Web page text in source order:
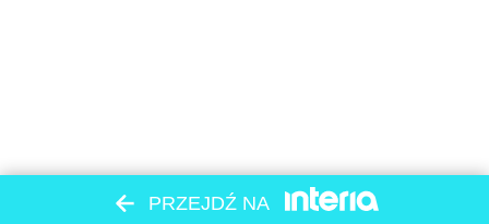
PRZEJDŹ NA